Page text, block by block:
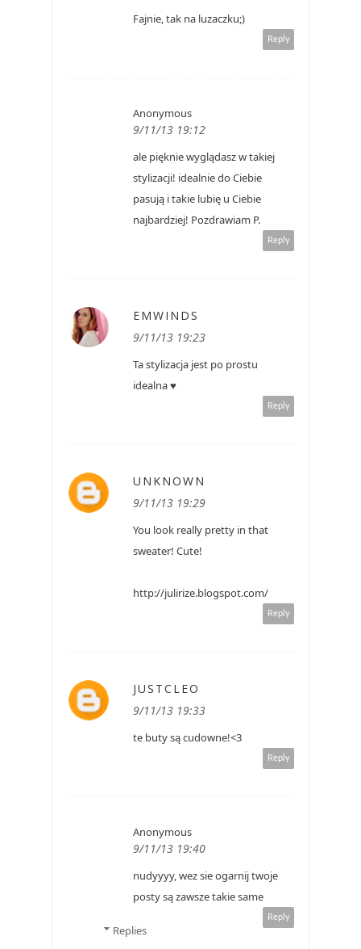
Fajnie, tak na luzaczku;)
Reply
Anonymous
9/11/13 19:12
ale pięknie wyglądasz w takiej
stylizacji! idealnie do Ciebie
pasują i takie lubię u Ciebie
najbardziej! Pozdrawiam P.
Reply
EMWINDS
9/11/13 19:23
Ta stylizacja jest po prostu
idealna ♥
Reply
UNKNOWN
9/11/13 19:29
You look really pretty in that
sweater! Cute!
http://julirize.blogspot.com/
Reply
JUSTCLEO
9/11/13 19:33
te buty są cudowne!<3
Reply
Anonymous
9/11/13 19:40
nudyyyy, wez sie ogarnij twoje
posty są zawsze takie same
Reply
Replies